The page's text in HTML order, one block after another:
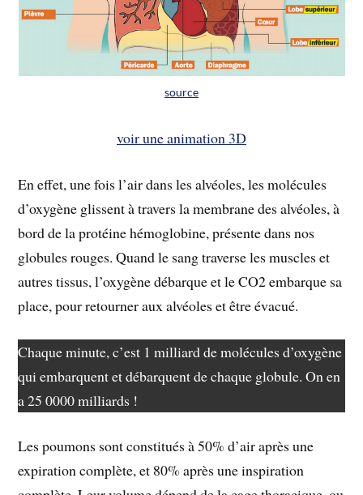
source
voir une animation 3D
En effet, une fois l’air dans les alvéoles, les molécules
d’oxygène glissent à travers la membrane des alvéoles, à
bord de la protéine hémoglobine, présente dans nos
globules rouges. Quand le sang traverse les muscles et
autres tissus, l’oxygène débarque et le CO2 embarque sa
place, pour retourner aux alvéoles et être évacué.
Chaque minute, c’est 1 milliard de molécules d’oxygène
qui embarquent et débarquent de chaque globule. On en
a 25 0000 milliards !
Les poumons sont constitués à 50% d’air après une
expiration complète, et 80% après une inspiration